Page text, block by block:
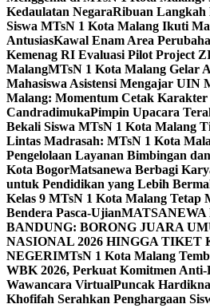
Kedaulatan NegaraRibuan Langkah
Siswa MTsN 1 Kota Malang Ikuti
AntusiasKawal Enam Area
Kemenag RI Evaluasi Pilot Project
MalangMTsN 1 Kota Malang Gelar
Mahasiswa Asistensi Mengajar
Malang: Momentum Cetak
CandradimukaPimpin Upacara
Bekali Siswa MTsN 1 Kota Malang
Lintas Madrasah: MTsN 1 Kota
Pengelolaan Layanan Bimbingan
Kota BogorMatsanewa Berbagi
untuk Pendidikan yang Lebih
Kelas 9 MTsN 1 Kota Malang Tetap
Bendera Pasca-Ujian
BANDUNG: BORONG JUARA
NASIONAL 2026 HINGGA TIKET
NEGERIMTsN 1 Kota Malang
WBK 2026, Perkuat Komitmen
Wawancara VirtualPuncak
Khofifah Serahkan Penghargaan